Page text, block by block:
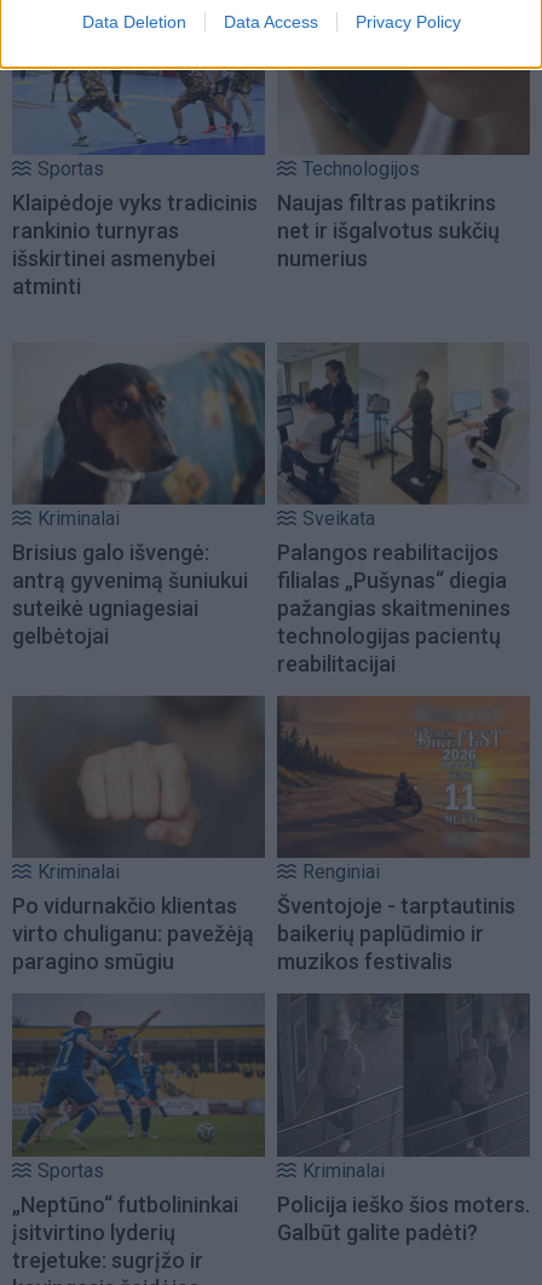
Data Deletion Data Access Privacy Policy
Sportas
Klaipėdoje vyks tradicinis
rankinio turnyras
išskirtinei asmenybei
atminti
Technologijos
Naujas filtras patikrins
net ir išgalvotus sukčių
numerius
Kriminalai
Brisius galo išvengė:
antrą gyvenimą šuniukui
suteikė ugniagesiai
gelbėtojai
Sveikata
Palangos reabilitacijos
filialas „Pušynas“ diegia
pažangias skaitmenines
technologijas pacientų
reabilitacijai
Kriminalai
Po vidurnakčio klientas
virto chuliganu: pavežėją
paragino smūgiu
Renginiai
Šventojoje - tarptautinis
baikerių paplūdimio ir
muzikos festivalis
Sportas
„Neptūno“ futbolininkai
įsitvirtino lyderių
trejetuke: sugrįžo ir
Kriminalai
Policija ieško šios moters.
Galbūt galite padėti?